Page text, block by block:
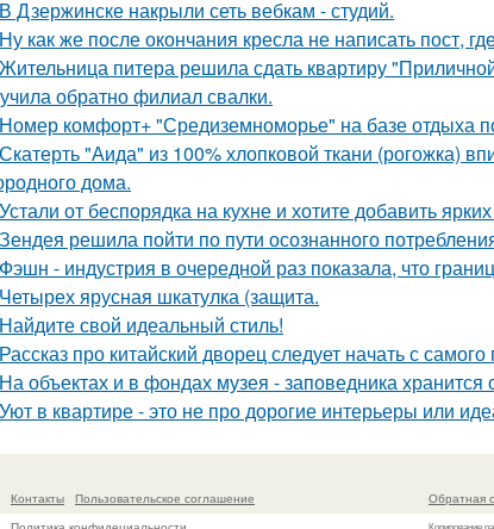
В Дзержинске накрыли сеть вебкам - студий.
Ну как же после окончания кресла не написать пост,
Жительница питера решила сдать квартиру
обратно филиал свалки.
Номер комфорт+ "Средиземноморье" на базе отдыха
Скатерть "Аида" из 100% хлопковой ткани (рогожка)
дома.
Устали от беспорядка на кухне и хотите добавить
Зендея решила пойти по пути осознанного
Фэшн - индустрия в очередной раз показала, что
Четырех ярусная шкатулка (защита.
Найдите свой идеальный стиль!
Рассказ про китайский дворец следует начать с
На объектах и в фондах музея - заповедника
Уют в квартире - это не про дорогие интерьеры или
Контакты
Пользовательское соглашение
Обратная
Копирование